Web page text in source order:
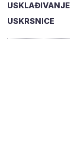
USKLAĐIVANJE
USKRSNICE